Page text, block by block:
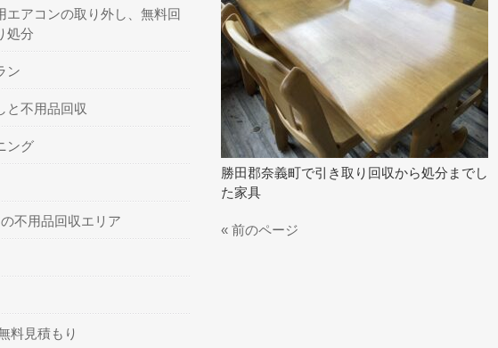
勝田郡奈義町で引き取り回収から処分までし
た家具
« 前のページ
エアコンの取り外し、無料回
処分
ン
と不用品回収
ング
不用品回収エリア
料見積もり